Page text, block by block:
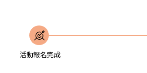
活動報名完成